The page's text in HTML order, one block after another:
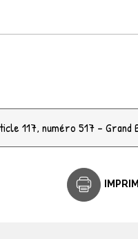
117, numéro 517 -